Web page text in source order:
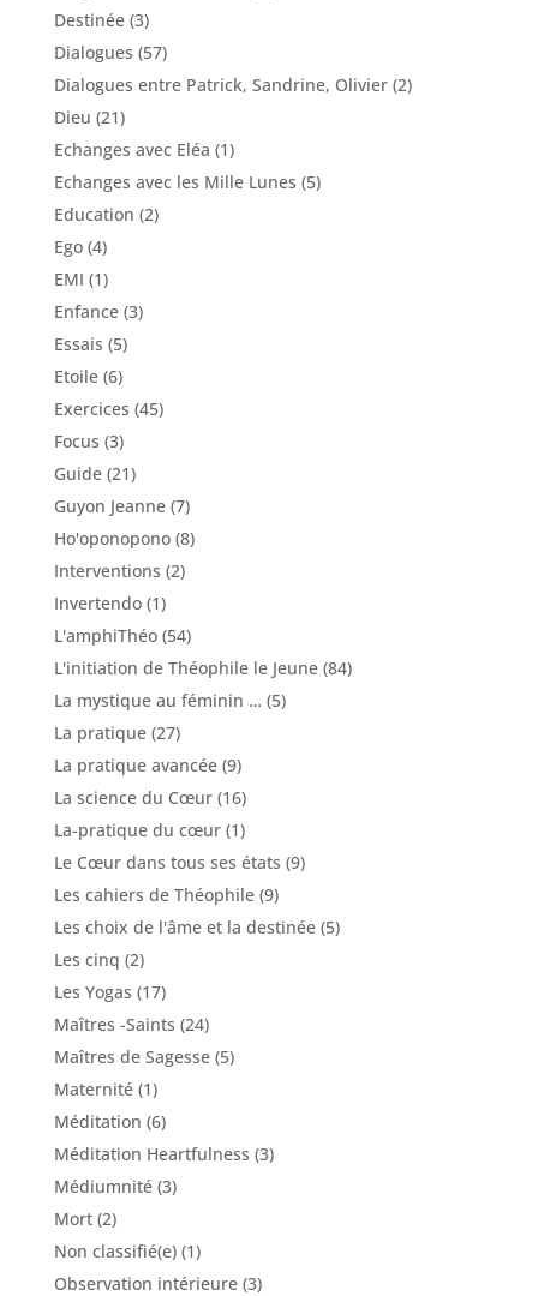
Destinée(3)
Dialogues (57)
Dialogues entre Patrick, Sandrine, Olivier(2)
Dieu (21)
Echanges avec Eléa (1)
Echanges avec les Mille Lunes (5)
Education (2)
Ego(4)
EMI (1)
Enfance(3)
Essais (5)
Etoile(6)
Exercices (45)
Focus (3)
Guide(21)
Guyon Jeanne(7)
Ho'oponopono(8)
Interventions (2)
Invertendo(1)
L'amphiThéo(54)
L'initiation de Théophile le Jeune(84)
La mystique au féminin … (5)
La pratique(27)
La pratique avancée(9)
La science du Cœur(16)
La-pratique du cœur(1)
Le Cœur dans tous ses états (9)
Les cahiers de Théophile(9)
Les choix de l'âme et la destinée(5)
Les cinq (2)
Les Yogas (17)
Maîtres -Saints (24)
Maîtres de Sagesse(5)
Maternité(1)
Méditation (6)
Méditation Heartfulness (3)
Médiumnité(3)
Mort(2)
Non classifié(e)(1)
Observation intérieure(3)